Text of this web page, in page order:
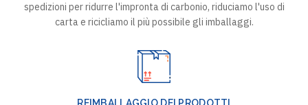
spedizioni per ridurre l'impronta di carbonio, riduciamo l'uso di
carta e ricicliamo il più possibile gli imballaggi.